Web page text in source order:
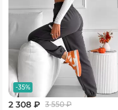
-35%
2 308 ₽ 3 550₽